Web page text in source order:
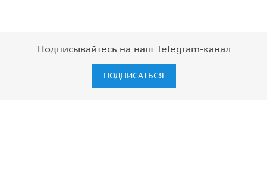
Подписывайтесь на наш Telegram-канал
ПОДПИСАТЬСЯ